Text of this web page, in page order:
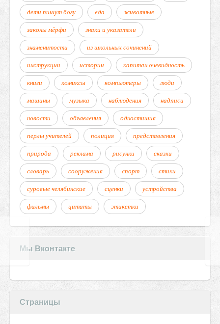
дети пишут богу еда животные
законы мёрфи знаки и указатели
знаменитости из школьных сочинений
инструкции истории капитан очевидность
книги комиксы компьютеры люди
машины музыка наблюдения надписи
новости объявления одностишия
перлы учителей полиция представления
природа реклама рисунки сказки
словарь сооружения спорт стихи
суровые челябинские сценки устройства
фильмы цитаты этикетки
Мы Вконтакте
Страницы